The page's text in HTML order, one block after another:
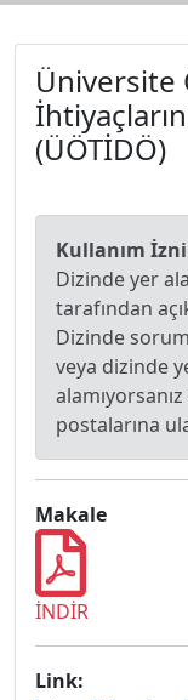
Üniversite
(ÜÖTİDÖ)
Kullanım İzni
Dizinde yer
tarafından
Dizinde
veya dizinde
postalarına
Makale
İNDİR
Link: